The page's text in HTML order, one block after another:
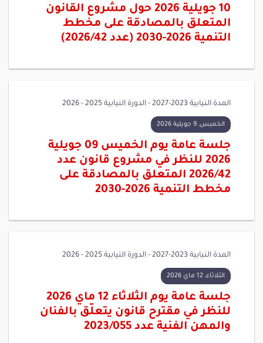
10 جويلية 2026 حول مشروع القانون
المتعلق بالمصادقة على مخطط
التنمية 2026-2030 (عدد 2026/42)
المدة النيابية 2023-2027 - الدورة النيابية 2025 - 2026
الخميس, 9 جويلية 2026
جلسة عامة يوم الخميس 09 جويلية
2026 للنظر في مشروع قانون عدد
2026/42 المتعلق بالمصادقة على
مخطط التنمية 2026-2030
المدة النيابية 2023-2027 - الدورة النيابية 2025 - 2026
الثلاثاء, 12 ماي 2026
جلسة عامة يوم الثلاثاء 12 ماي 2026
للنظر في مقترح قانون يتعلّق بالفنان
والمهن الفنية عدد 2023/055